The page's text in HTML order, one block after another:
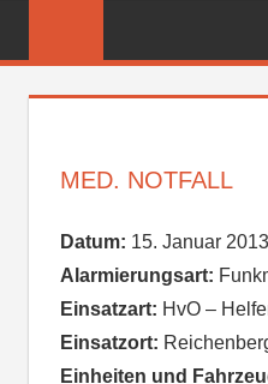
MED. NOTFALL
Datum: 15. Januar
Alarmierungsart:
Einsatzart: HvO –
Einsatzort:
Einheiten und